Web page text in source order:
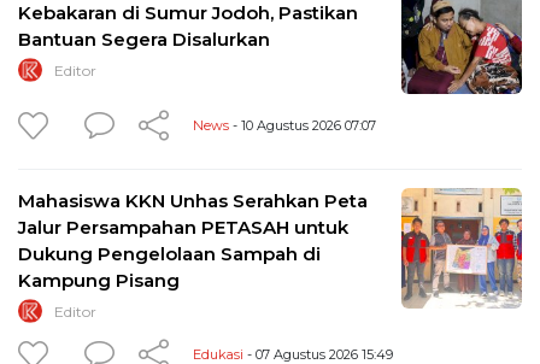
Kebakaran di Sumur Jodoh, Pastikan
Bantuan Segera Disalurkan
Editor
News - 10 Agustus 2026 07:07
Mahasiswa KKN Unhas Serahkan Peta
Jalur Persampahan PETASAH untuk
Dukung Pengelolaan Sampah di
Kampung Pisang
Editor
Edukasi - 07 Agustus 2026 15:49